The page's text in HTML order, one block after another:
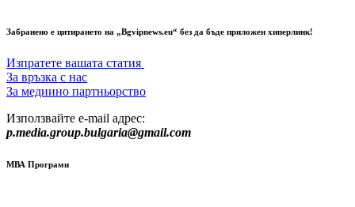
Забранено е цитирането на „Bgvipnews.eu“ без да бъде приложен хиперлинк!
Изпратете вашата статия
За връзка с нас
За медиино партньорство
Използвайте e-mail адрес:
p.media.group.bulgaria@gmail.com
МВА Програми